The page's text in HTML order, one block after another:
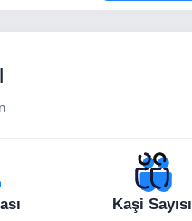
Kaşi Sayısı